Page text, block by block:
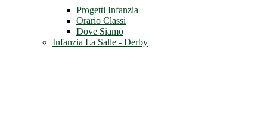
Progetti Infanzia
Orario Classi
Dove Siamo
Infanzia La Salle - Derby